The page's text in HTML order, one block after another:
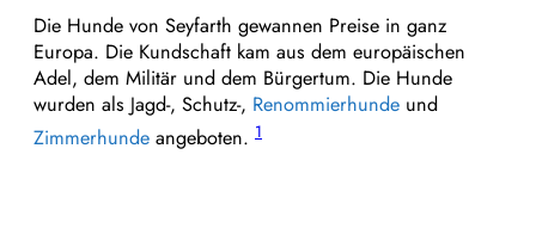
Die Hunde von Seyfarth gewannen Preise in ganz
Europa. Die Kundschaft kam aus dem europäischen
Adel, dem Militär und dem Bürgertum. Die Hunde
wurden als Jagd-, Schutz-, Renommierhunde und
Zimmerhunde angeboten. 1